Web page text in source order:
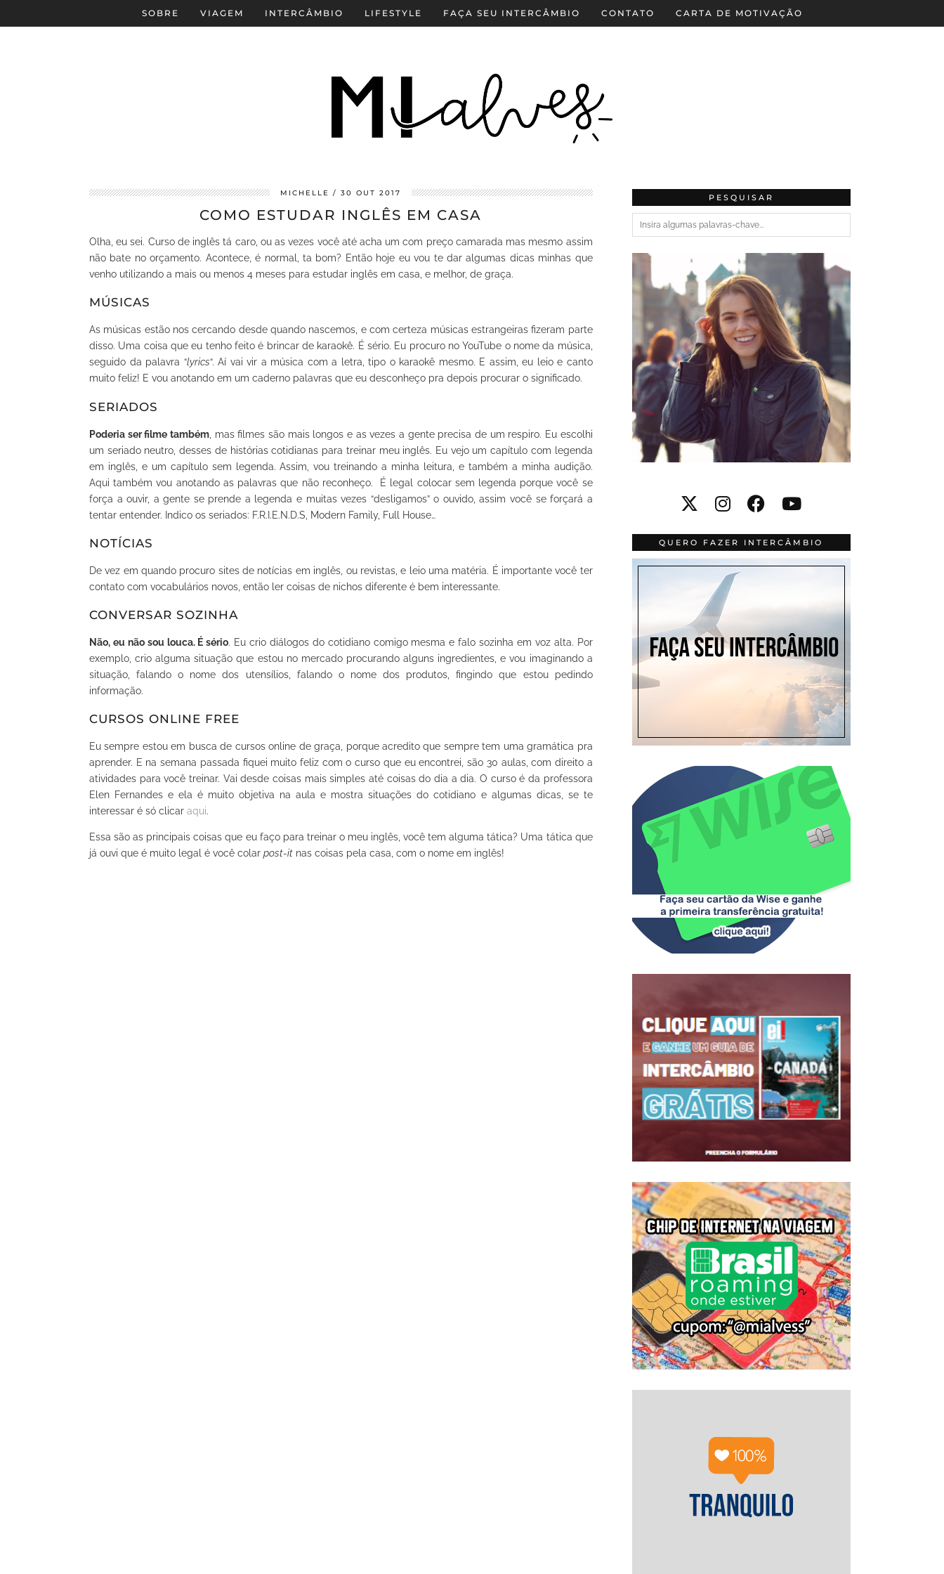
SOBRE VIAGEM INTERCÂMBIO LIFESTYLE FAÇA SEU INTERCÂMBIO CONTATO CARTA DE MOTIVAÇÃO
MICHELLE 30 OUT 2017
COMO ESTUDAR INGLÊS EM CASA
Olha, eu sei. Curso de inglês tá caro, ou as vezes você até acha um com preço camarada mas mesmo assim
não bate no orçamento. Acontece, é normal, ta bom? Então hoje eu vou te dar algumas dicas minhas que
venho utilizando a mais ou menos 4 meses para estudar inglês em casa, e melhor, de graça.
MÚSICAS
As músicas estão nos cercando desde quando nascemos, e com certeza músicas estrangeiras fizeram parte
disso. Uma coisa que eu tenho feito é brincar de karaokê. É sério. Eu procuro no YouTube o nome da música,
seguido da palavra “lyrics“. Aí vai vir a música com a letra, tipo o karaokê mesmo. E assim, eu leio e canto
muito feliz! E vou anotando em um caderno palavras que eu desconheço pra depois procurar o significado.
SERIADOS
Poderia ser filme também , mas filmes são mais longos e as vezes a gente precisa de um respiro. Eu escolhi
um seriado neutro, desses de histórias cotidianas para treinar meu inglês. Eu vejo um capítulo com legenda
em inglês, e um capítulo sem legenda. Assim, vou treinando a minha leitura, e também a minha audição.
Aqui também vou anotando as palavras que não reconheço. É legal colocar sem legenda porque você se
força a ouvir, a gente se prende a legenda e muitas vezes “desligamos” o ouvido, assim você se forçará a
tentar entender. Indico os seriados: F.R.I.E.N.D.S, Modern Family, Full House…
NOTÍCIAS
De vez em quando procuro sites de notícias em inglês, ou revistas, e leio uma matéria. É importante você ter
contato com vocabulários novos, então ler coisas de nichos diferente é bem interessante.
CONVERSAR SOZINHA
Não, eu não sou louca. É sério. Eu crio diálogos do cotidiano comigo mesma e falo sozinha em voz alta. Por
exemplo, crio alguma situação que estou no mercado procurando alguns ingredientes, e vou imaginando a
situação, falando o nome dos utensílios, falando o nome dos produtos, fingindo que estou pedindo
informação.
CURSOS ONLINE FREE
Eu sempre estou em busca de cursos online de graça, porque acredito que sempre tem uma gramática pra
aprender. E na semana passada fiquei muito feliz com o curso que eu encontrei, são 30 aulas, com direito a
atividades para você treinar. Vai desde coisas mais simples até coisas do dia a dia. O curso é da professora
Elen Fernandes e ela é muito objetiva na aula e mostra situações do cotidiano e algumas dicas, se te
interessar é só clicar aqui.
Essa são as principais coisas que eu faço para treinar o meu inglês, você tem alguma tática? Uma tática que
já ouvi que é muito legal é você colar post-it nas coisas pela casa, com o nome em inglês!
PESQUISAR
QUERO FAZER INTERCÂMBIO